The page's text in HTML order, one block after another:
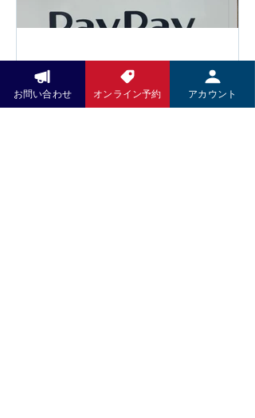
ンづくりを目指してまいります。 ぜひ
新しいリクライニングチェアで、心地
ます。
る施術をご提供してまいります。その
他にも施術内容やサービスの充実を図
境づくりに努めてまいります。 お客様
にはご負担をおかけいたしますが、こ
れからも技術の向上とサービスの充実
Pay Pay
いつもお世話になっております。 5月
お問い合わせ オンライン予約 アカウント